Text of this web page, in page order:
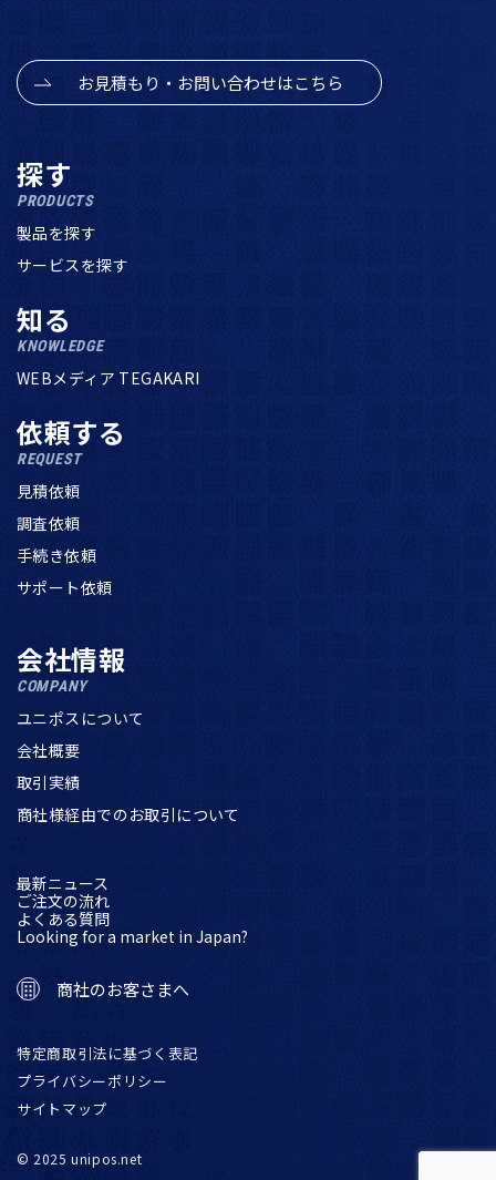
お見積もり・お問い合わせはこちら
探す
PRODUCTS
製品を探す
サービスを探す
知る
KNOWLEDGE
WEBメディア TEGAKARI
依頼する
REQUEST
見積依頼
調査依頼
手続き依頼
サポート依頼
会社情報
COMPANY
ユニポスについて
会社概要
取引実績
商社様経由でのお取引について
最新ニュース
ご注文の流れ
よくある質問
Looking for a market in Japan?
商社のお客さまへ
© 2025 unipos.net
特定商取引法に基づく表記
プライバシーポリシー
サイトマップ